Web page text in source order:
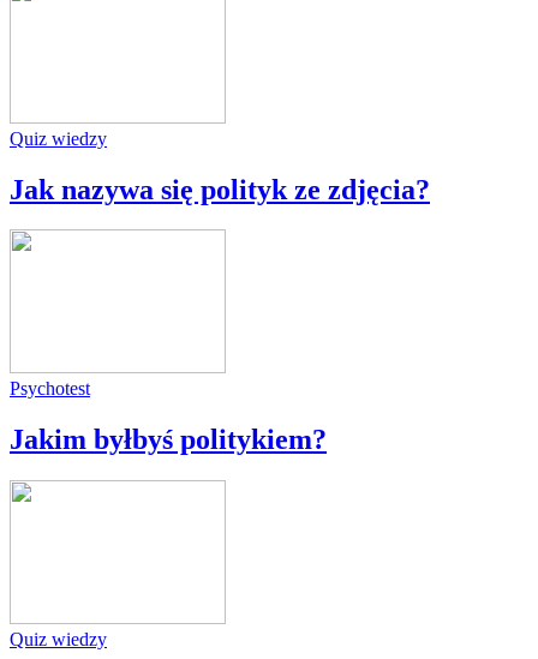
Quiz wiedzy
Jak nazywa się polityk ze zdjęcia?
Psychotest
Jakim byłbyś politykiem?
Quiz wiedzy